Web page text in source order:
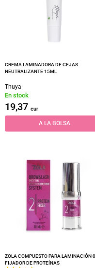
CREMA LAMINADORA DE CEJAS
NEUTRALIZANTE 15ML
Thuya
En stock
19,37 eur
A LA BOLSA
ZOLA COMPUESTO PARA LAMINACIÓN
FIJADOR DE PROTEÍNAS